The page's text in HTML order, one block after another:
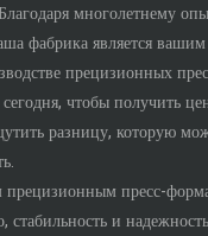
многолетнему
фабрика является
прецизионных
чтобы получить
разницу, которую
прецизионным пресс-
стабильность и